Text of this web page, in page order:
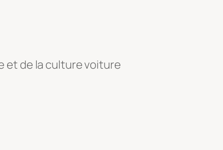
et de la culture voiture